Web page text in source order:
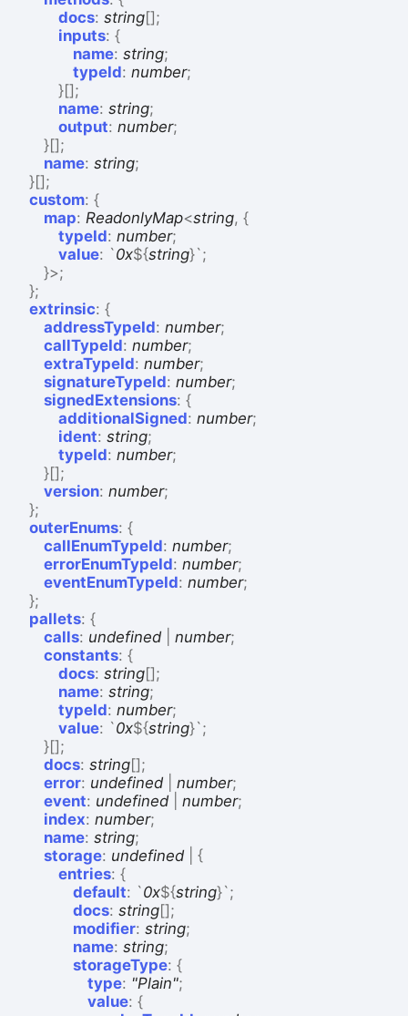
docs: string[];
inputs: {
name: string;
typeId: number;
}[];
name: string;
output: number;
}[];
name: string;
}[];
custom: {
map: ReadonlyMap<string, {
typeId: number;
value: `0x${string}`;
}>;
};
extrinsic: {
addressTypeId: number;
callTypeId: number;
extraTypeId: number;
signatureTypeId: number;
signedExtensions: {
additionalSigned: number;
ident: string;
typeId: number;
}[];
version: number;
};
outerEnums: {
callEnumTypeId: number;
errorEnumTypeId: number;
eventEnumTypeId: number;
};
pallets: {
calls: undefined number;
constants: {
docs: string[];
name: string;
typeId: number;
value: `0x${string}`;
}[];
docs: string[];
error: undefined number;
event: undefined number;
index: number;
name: string;
storage: undefined
{
entries: {
default: `0x${string}`;
docs: string[];
modifier: string;
name: string;
storageType: {
type: "Plain";
value: {